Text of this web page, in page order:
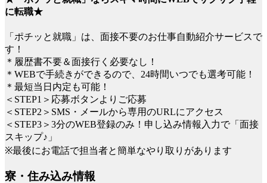
に転職★
「ポチッと就職」は、面接不要のお仕事自動紹介サービスで
す！
＊履歴書不要＆面接行く必要なし！
＊WEBで手続きができるので、24時間いつでも選考可能！
＊最短当日内定も可能！
＜STEP1＞応募ボタンよりご応募
＜STEP2＞SMS・メールから専用のURLにアクセス
＜STEP3＞3分のWEB登録のみ！申し込み情報入力で「面接
スキップ♪」
※最後にお電話で担当者と簡単なやり取りがあります
寮・住み込み情報